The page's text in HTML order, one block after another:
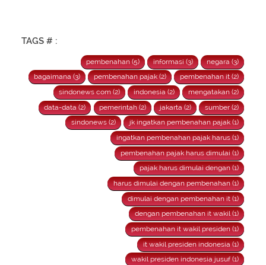
TAGS # :
pembenahan (5) informasi (3)
negara (3)
bagaimana (3)
pembenahan pajak (2)
pembenahan it (2)
sindonews com (2)
indonesia (2)
mengatakan (2)
data-data (2)
pemerintah (2) jakarta (2)
sumber (2)
sindonews (2)
jk ingatkan pembenahan pajak (1)
ingatkan pembenahan pajak harus (1)
pembenahan pajak harus dimulai (1)
pajak harus dimulai dengan (1)
harus dimulai dengan pembenahan (1)
dimulai dengan pembenahan it (1)
dengan pembenahan it wakil (1)
pembenahan it wakil presiden (1)
it wakil presiden indonesia (1)
wakil presiden indonesia jusuf (1)